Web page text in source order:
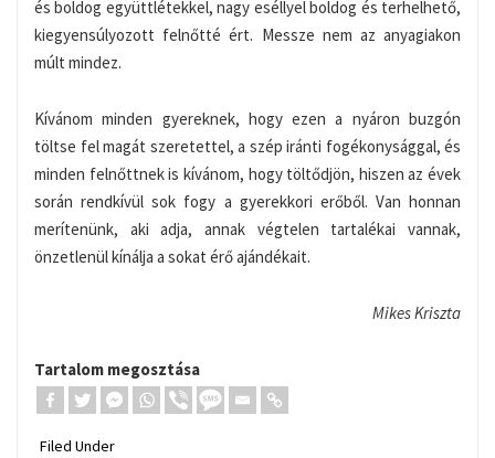
és boldog együttlétekkel, nagy eséllyel boldog és terhelhető,
kiegyensúlyozott felnőtté ért. Messze nem az anyagiakon
múlt mindez.
Kívánom minden gyereknek, hogy ezen a nyáron buzgón
töltse fel magát szeretettel, a szép iránti fogékonysággal, és
minden felnőttnek is kívánom, hogy töltődjön, hiszen az évek
során rendkívül sok fogy a gyerekkori erőből. Van honnan
merítenünk, aki adja, annak végtelen tartalékai vannak,
önzetlenül kínálja a sokat érő ajándékait.
Mikes Kriszta
Tartalom megosztása
Filed Under